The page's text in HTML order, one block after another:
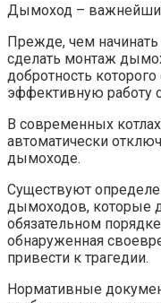
Дымоход –
Прежде, чем
сделать монтаж
добротность
эффективную работу
В современных
автоматически
дымоходе.
Существуют
дымоходов, которые
обязательном
обнаруженная
привести к трагедии.
Нормативные